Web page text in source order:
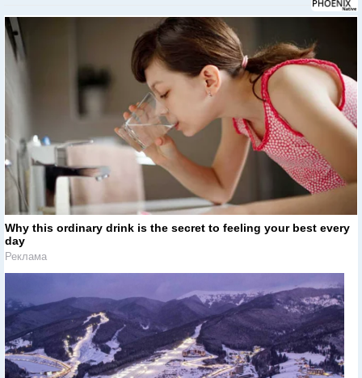
Why this ordinary drink is the secret to feeling your best every
day
Реклама